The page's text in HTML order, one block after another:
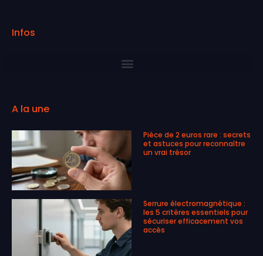
Infos
A la une
Pièce de 2 euros rare : secrets
et astuces pour reconnaître
un vrai trésor
Serrure électromagnétique :
les 5 critères essentiels pour
sécuriser efficacement vos
accès